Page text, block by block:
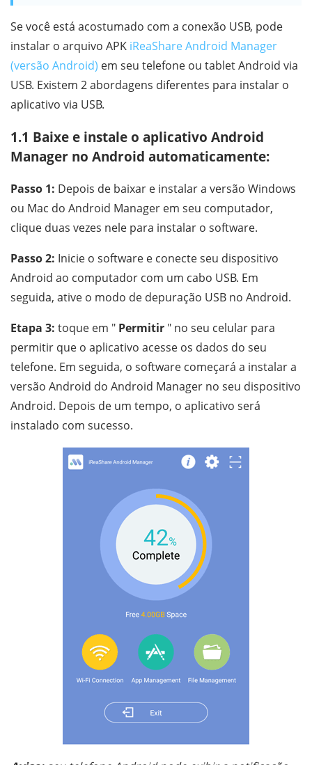
Se você está acostumado com a conexão USB, pode
instalar o arquivo APK iReaShare Android Manager
(versão Android) em seu telefone ou tablet Android via
USB. Existem 2 abordagens diferentes para instalar o
aplicativo via USB.
1.1 Baixe e instale o aplicativo Android
Manager no Android automaticamente:
Passo 1: Depois de baixar e instalar a versão Windows
ou Mac do Android Manager em seu computador,
clique duas vezes nele para instalar o software.
Passo 2: Inicie o software e conecte seu dispositivo
Android ao computador com um cabo USB. Em
seguida, ative o modo de depuração USB no Android.
Etapa 3: toque em " Permitir " no seu celular para
permitir que o aplicativo acesse os dados do seu
telefone. Em seguida, o software começará a instalar a
versão Android do Android Manager no seu dispositivo
Android. Depois de um tempo, o aplicativo será
instalado com sucesso.